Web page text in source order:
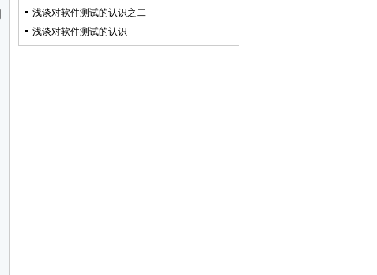
浅谈对软件测试的认识之二
浅谈对软件测试的认识